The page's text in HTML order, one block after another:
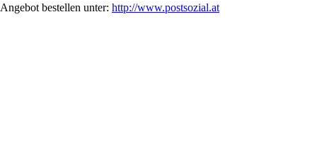
Angebot bestellen unter: http://www.postsozial.at